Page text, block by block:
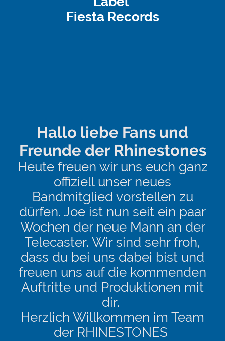
Fiesta Records
Hallo liebe Fans und
Freunde der Rhinestones
Heute freuen wir uns euch ganz
offiziell unser neues
Bandmitglied vorstellen zu
dürfen. Joe ist nun seit ein paar
Wochen der neue Mann an der
Telecaster. Wir sind sehr froh,
dass du bei uns dabei bist und
freuen uns auf die kommenden
Auftritte und Produktionen mit
dir.
Herzlich Willkommen im Team
der RHINESTONES